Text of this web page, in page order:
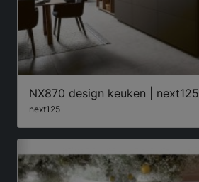
NX870 design keuken | next125
next125